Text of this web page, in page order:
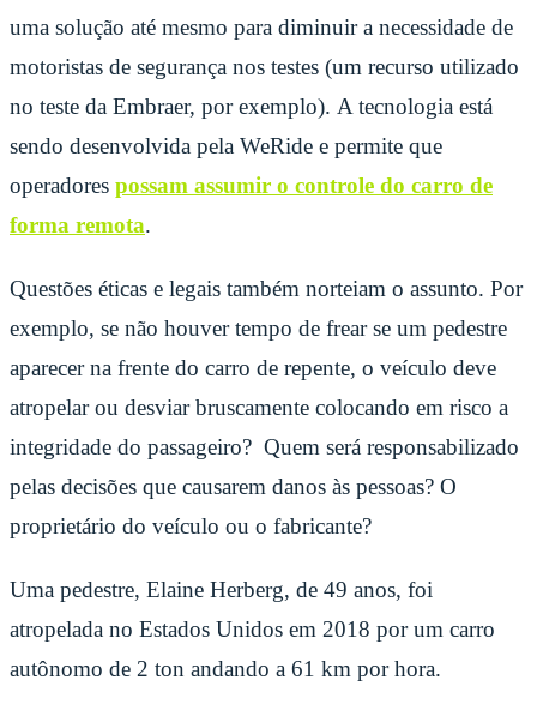
uma solução até mesmo para diminuir a necessidade de
motoristas de segurança nos testes (um recurso utilizado
no teste da Embraer, por exemplo). A tecnologia está
sendo desenvolvida pela WeRide e permite que
operadores possam assumir o controle do carro de
forma remota.
Questões éticas e legais também norteiam o assunto. Por
exemplo, se não houver tempo de frear se um pedestre
aparecer na frente do carro de repente, o veículo deve
atropelar ou desviar bruscamente colocando em risco a
integridade do passageiro? Quem será responsabilizado
pelas decisões que causarem danos às pessoas? O
proprietário do veículo ou o fabricante?
Uma pedestre, Elaine Herberg, de 49 anos, foi
atropelada no Estados Unidos em 2018 por um carro
autônomo de 2 ton andando a 61 km por hora.